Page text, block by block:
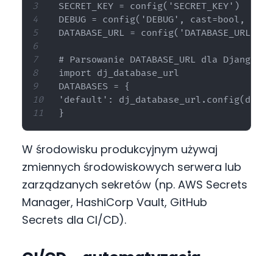
SECRET_KEY = config('SECRET_KEY')
DEBUG = config('DEBUG', cast=bool,
DATABASE_URL = config('DATABASE_URL')
# Parsowanie DATABASE_URL dla Django
import dj_database_url
DATABASES = {
'default':
W środowisku produkcyjnym używaj
zmiennych środowiskowych serwera lub
zarządzanych sekretów (np. AWS Secrets
Manager, HashiCorp Vault, GitHub
Secrets dla CI/CD).